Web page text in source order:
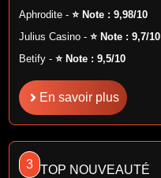
Aphrodite -⭐ Note : 9,98/10
Julius Casino -⭐ Note : 9,7/10
Betify -⭐ Note : 9,5/10
En savoir plus
3 TOP NOUVEAUTÉ